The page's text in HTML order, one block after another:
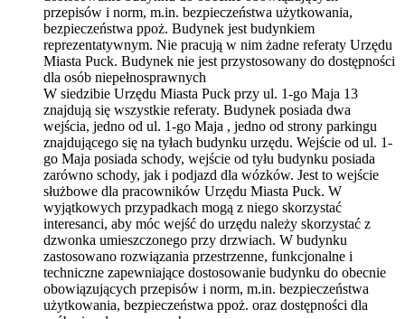
przepisów i norm, m.in. bezpieczeństwa użytkowania,
bezpieczeństwa ppoż. Budynek jest budynkiem
reprezentatywnym. Nie pracują w nim żadne referaty Urzędu
Miasta Puck. Budynek nie jest przystosowany do dostępności
dla osób niepełnosprawnych
W siedzibie Urzędu Miasta Puck przy ul. 1-go Maja 13
znajdują się wszystkie referaty. Budynek posiada dwa
wejścia, jedno od ul. 1-go Maja , jedno od strony parkingu
znajdującego się na tyłach budynku urzędu. Wejście od ul. 1-
go Maja posiada schody, wejście od tyłu budynku posiada
zarówno schody, jak i podjazd dla wózków. Jest to wejście
służbowe dla pracowników Urzędu Miasta Puck. W
wyjątkowych przypadkach mogą z niego skorzystać
interesanci, aby móc wejść do urzędu należy skorzystać z
dzwonka umieszczonego przy drzwiach. W budynku
zastosowano rozwiązania przestrzenne, funkcjonalne i
techniczne zapewniające dostosowanie budynku do obecnie
obowiązujących przepisów i norm, m.in. bezpieczeństwa
użytkowania, bezpieczeństwa ppoż. oraz dostępności dla